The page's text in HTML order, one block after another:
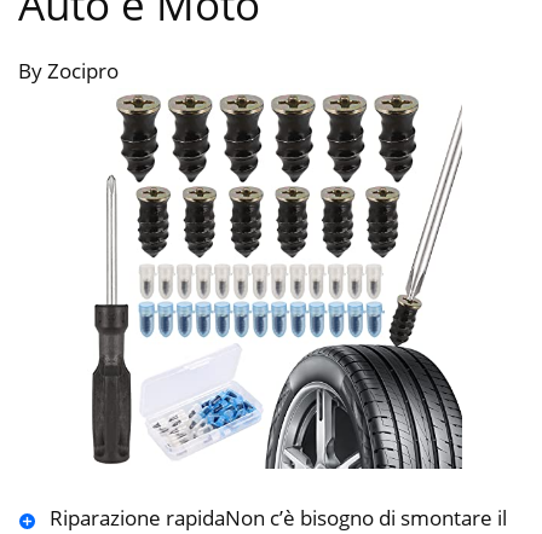
By Zocipro
Riparazione rapidaNon c’è bisogno di smontare il